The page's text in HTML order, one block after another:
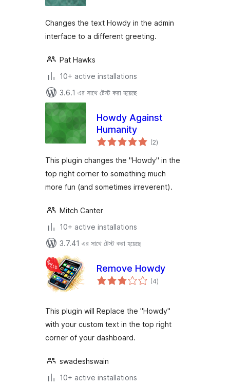
Changes the text Howdy in the admin
interface to a different greeting.
Pat Hawks
10+ active installations
3.6.1 এর সাথে টেস্ট করা হয়েছে
Howdy Against
Humanity
(2total
ratings
)
This plugin changes the "Howdy" in the
top right corner to something much
more fun (and sometimes irreverent).
Mitch Canter
10+ active installations
3.7.41 এর সাথে টেস্ট করা হয়েছে
Remove Howdy
(4total
ratings
)
This plugin will Replace the "Howdy"
with your custom text in the top right
corner of your dashboard.
swadeshswain
10+ active installations